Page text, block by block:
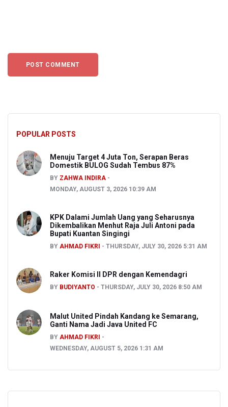
POPULAR POSTS
Menuju Target 4 Juta Ton, Serapan Beras
Domestik BULOG Sudah Tembus 87%
BY ZAHWA INDIRA
MONDAY, AUGUST 3, 2026 10:39 AM
KPK Dalami Jumlah Uang yang Seharusnya
Dikembalikan Menhut Raja Juli Antoni pada
Bupati Kuantan Singingi
BY AHMAD FIKRI THURSDAY, JULY 30, 2026 5:31 AM
Raker Komisi II DPR dengan Kemendagri
BY BUDIYANTO THURSDAY, JULY 30, 2026 8:50 AM
Malut United Pindah Kandang ke Semarang,
Ganti Nama Jadi Java United FC
BY AHMAD FIKRI
WEDNESDAY, AUGUST 5, 2026 1:31 AM